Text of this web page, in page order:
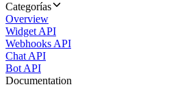
Categorías
Overview
Widget API
Webhooks API
Chat API
Bot API
Documentation